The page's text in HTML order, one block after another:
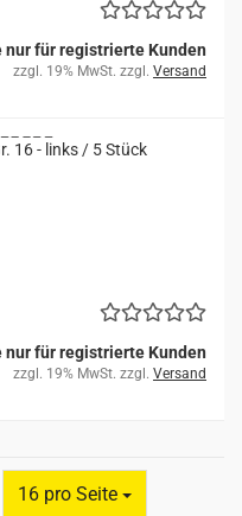
nur für registrierte Kunden
zzgl. 19% MwSt. zzgl. Versand
16 - links / 5 Stück
nur für registrierte Kunden
zzgl. 19% MwSt. zzgl. Versand
16 pro Seite
pro Seite